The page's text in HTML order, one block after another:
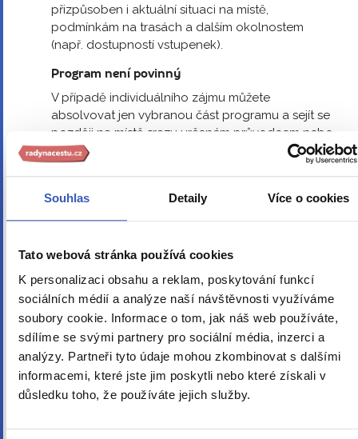
Souhlas Detaily Více o cookies
Tato webová stránka používá cookies
K personalizaci obsahu a reklam, poskytování funkcí
sociálních médií a analýze naší návštěvnosti využíváme
soubory cookie. Informace o tom, jak náš web používáte,
sdílíme se svými partnery pro sociální média, inzerci a
analýzy. Partneři tyto údaje mohou zkombinovat s dalšími
informacemi, které jste jim poskytli nebo které získali v
důsledku toho, že používáte jejich služby.
přizpůsoben i aktuální situaci na místě,
podmínkám na trasách a dalším okolnostem
(např. dostupností vstupenek).
Program není povinný
V případě individuálního zájmu můžete
absolvovat jen vybranou část programu a sejít se
později na místě srazu určeném průvodcem nebo
se vrátit na hotel samostatně. Individuální
plánování je vhodné předem konzultovat s námi.
První a poslední den
První a poslední den zájezdu je určen především k
v tyto dny je přizpůsoben okolnostem. Plánované
časy odjezdu a příjezdu jsou u zájezdu uvedeny,
pokud jsou známy. Přesné časy obdržíte v
pokynech.
Prohlídky památek
Průvodce neprovádí klienty uvnitř památek,
pokud není v programu uvedeno jinak.
Nástup je umožněn po 14. hodině, do té doby je